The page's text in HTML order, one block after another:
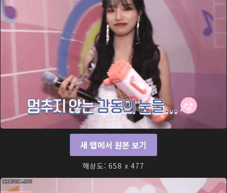
새 탭에서 원본 보기
해상도: 658 x 477